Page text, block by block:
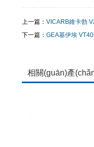
上一篇： VICARB維卡勃
下一篇： GEA基伊埃
相關(guān)產